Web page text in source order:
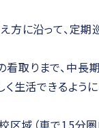
方に沿って、定
取りまで、中長
く生活できるよ
区域（車で15分圏